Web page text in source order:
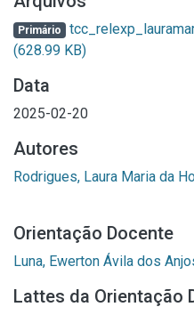
Primário
(628.99 KB)
Data
2025-02-20
Autores
Rodrigues, Laura Maria da
Orientação Docente
Luna, Ewerton Ávila dos
Lattes da Orientação